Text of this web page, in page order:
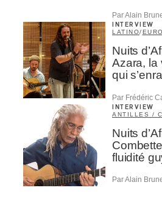
Par Alain
INTERVIEW
LATINO/
Nuits
Azara, la
qui
Par Frédéric
INTERVIEW
ANTILLES /
Nuits
fluidité
Par Alain